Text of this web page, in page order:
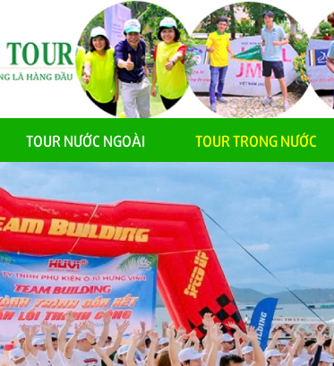
TOUR NƯỚC NGOÀI TOUR TRONG NƯỚC